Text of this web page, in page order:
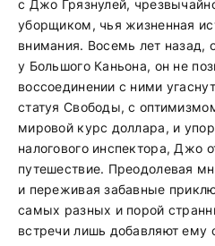
с Джо Грязнулей,
уборщиком, чья жизненная
внимания. Восемь лет назад,
у Большого Каньона, он не
воссоединении с ними
статуя Свободы, с
мировой курс доллара, и
налогового инспектора, Джо
путешествие. Преодолевая
и переживая забавные
самых разных и порой
встречи лишь добавляют ему